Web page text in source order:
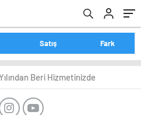
Satış Fark
Beri Hizmetinizde